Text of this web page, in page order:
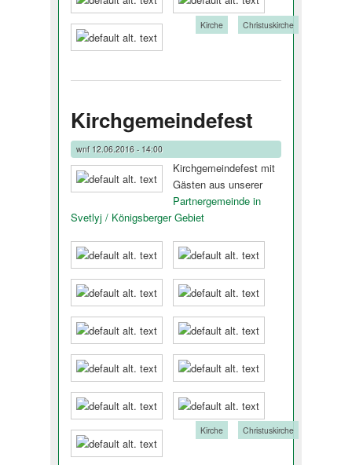
Kirche Christuskirche
Kirchgemeindefest
wnf12.06.2016 - 14:00
Kirchgemeindefest mit
Gästen aus unserer
Partnergemeinde in
Svetlyj / Königsberger Ge­biet
Kirche Christuskirche